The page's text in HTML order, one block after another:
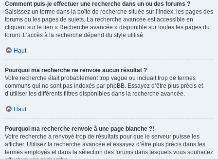
Comment puis-je effectuer une recherche dans un ou des forums ?
Saisissez un terme dans la boîte de recherche située sur l’index, les pages des
forums ou les pages de sujets. La recherche avancée est accessible en
cliquant sur le lien « Recherche avancée » disponible sur toutes les pages du
forum. L’accès à la recherche dépend du style utilisé.
Haut
Pourquoi ma recherche ne renvoie aucun résultat ?
Votre recherche était probablement trop vague ou incluait trop de termes
communs qui ne sont pas indexés par phpBB. Essayez d’être plus précis et
d’utiliser les différents filtres disponibles dans la recherche avancée.
Haut
Pourquoi ma recherche renvoie à une page blanche ?!
Votre recherche a renvoyé trop de résultats pour que le serveur puisse les
afficher. Utilisez la recherche avancée et essayez d’être plus précis dans les
termes employés et dans la sélection des forums dans lesquels vous souhaitez